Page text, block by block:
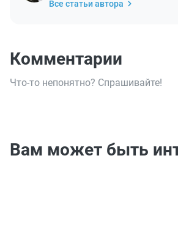
Все статьи автора
Комментарии
Что-то непонятно? Спрашивайте!
Вам может быть